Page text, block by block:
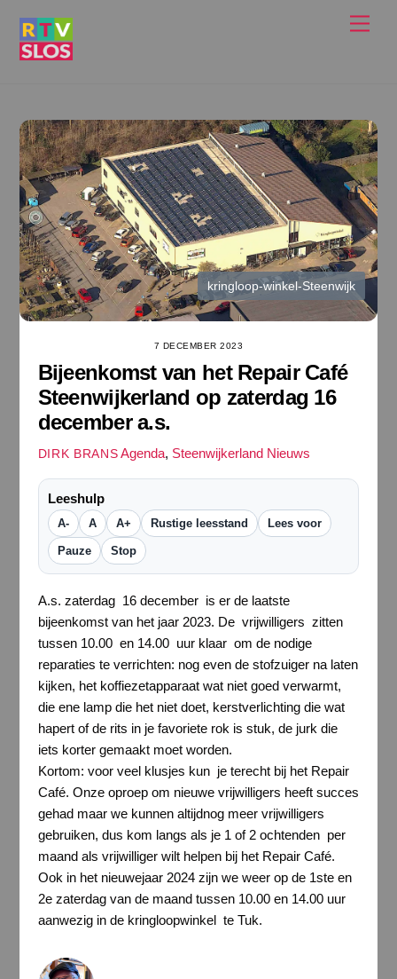
kringloop-winkel-Steenwijk
7 DECEMBER 2023
Bijeenkomst van het Repair Café
Steenwijkerland op zaterdag 16
december a.s.
DIRK BRANS Agenda, Steenwijkerland Nieuws
Leeshulp
A- A A+ Rustige leesstand Lees voor
Pauze Stop
A.s. zaterdag 16 december is er de laatste
bijeenkomst van het jaar 2023. De vrijwilligers zitten
tussen 10.00 en 14.00 uur klaar om de nodige
reparaties te verrichten: nog even de stofzuiger na laten
kijken, het koffiezetapparaat wat niet goed verwarmt,
die ene lamp die het niet doet, kerstverlichting die wat
hapert of de rits in je favoriete rok is stuk, de jurk die
iets korter gemaakt moet worden.
Kortom: voor veel klusjes kun je terecht bij het Repair
Café. Onze oproep om nieuwe vrijwilligers heeft succes
gehad maar we kunnen altijdnog meer vrijwilligers
gebruiken, dus kom langs als je 1 of 2 ochtenden per
maand als vrijwilliger wilt helpen bij het Repair Café.
Ook in het nieuwejaar 2024 zijn we weer op de 1ste en
2e zaterdag van de maand tussen 10.00 en 14.00 uur
aanwezig in de kringloopwinkel te Tuk.